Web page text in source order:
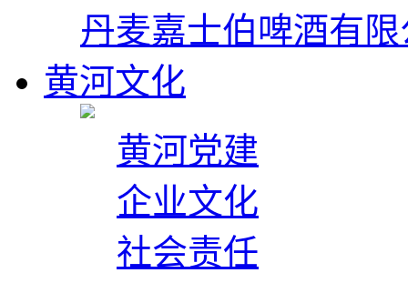
丹麦嘉士伯啤酒有
黄河文化
黄河党建
企业文化
社会责任